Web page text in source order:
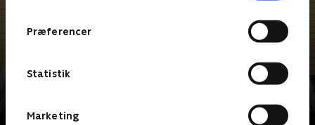
Præferencer
Statistik
Marketing